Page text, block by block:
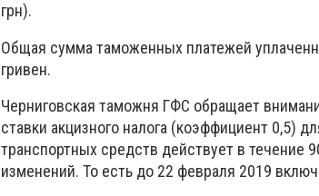
грн).
Общая сумма таможенных платежей
гривен.
Черниговская таможня ГФС обращает
ставки акцизного налога (коэффициент 0,5)
транспортных средств действует в течение
изменений. То есть до 22 февраля 2019